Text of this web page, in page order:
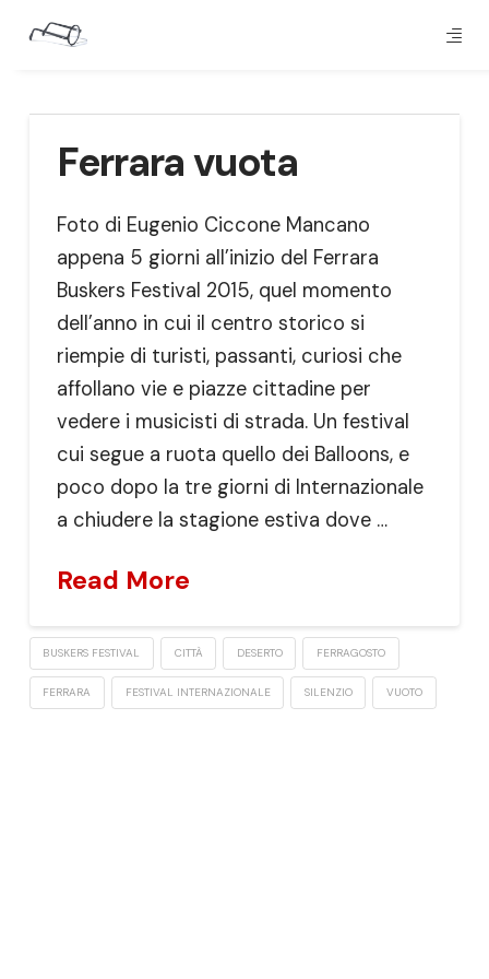
Ferrara vuota
Foto di Eugenio Ciccone Mancano
appena 5 giorni all’inizio del Ferrara
Buskers Festival 2015, quel momento
dell’anno in cui il centro storico si
riempie di turisti, passanti, curiosi che
affollano vie e piazze cittadine per
vedere i musicisti di strada. Un festival
cui segue a ruota quello dei Balloons, e
poco dopo la tre giorni di Internazionale
a chiudere la stagione estiva dove …
Read More
BUSKERS FESTIVAL CITTÀ DESERTO FERRAGOSTO
FERRARA FESTIVAL INTERNAZIONALE SILENZIO VUOTO